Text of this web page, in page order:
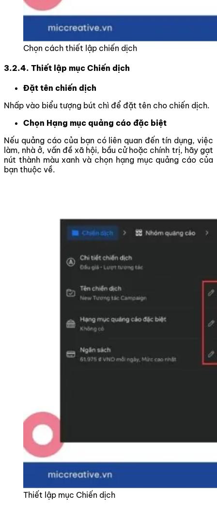
Chọn cách thiết lập chiến dịch
3.2.4. Thiết lập mục Chiến dịch
Đặt tên chiến dịch
Nhấp vào biểu tượng bút chì để đặt tên cho chiến dịch.
Chọn Hạng mục quảng cáo đặc biệt
Nếu quảng cáo của bạn có liên quan đến tín dụng, việc
làm, nhà ở, vấn đề xã hội, bầu cử hoặc chính trị, hãy gạt
nút thành màu xanh và chọn hạng mục quảng cáo của
bạn thuộc về.
Thiết lập mục Chiến dịch